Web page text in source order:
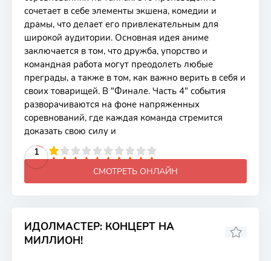
сочетает в себе элементы экшена, комедии и
драмы, что делает его привлекательным для
широкой аудитории. Основная идея аниме
заключается в том, что дружба, упорство и
командная работа могут преодолеть любые
преграды, а также в том, как важно верить в себя и
своих товарищей. В "Финале. Часть 4" события
разворачиваются на фоне напряженных
соревнований, где каждая команда стремится
доказать свою силу и
1
4 5 6 7 8 9 10
СМОТРЕТЬ ОНЛАЙН
ИДОЛМАСТЕР: КОНЦЕРТ НА
МИЛЛИОН!